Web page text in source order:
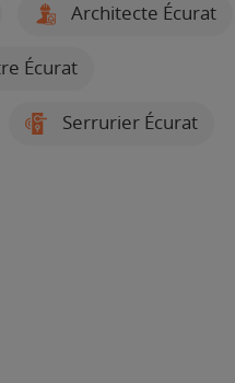
Architecte Écurat
Écurat
Serrurier Écurat